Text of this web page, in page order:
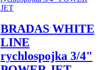
BRADAS WHITE
LINE
rychlospojka 3/4"